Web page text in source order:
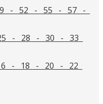
- 52 - 55 - 57 -
- 28 - 30 - 33
- 18 - 20 - 22